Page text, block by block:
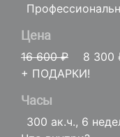
Цена
16 600 ₽
8 300
+ ПОДАРКИ!
Часы
300 ак.ч., 6